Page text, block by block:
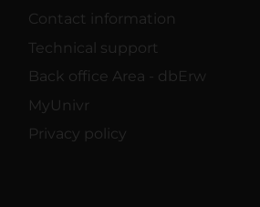
Contact information
Technical support
Back office Area - dbErw
MyUnivr
Privacy policy